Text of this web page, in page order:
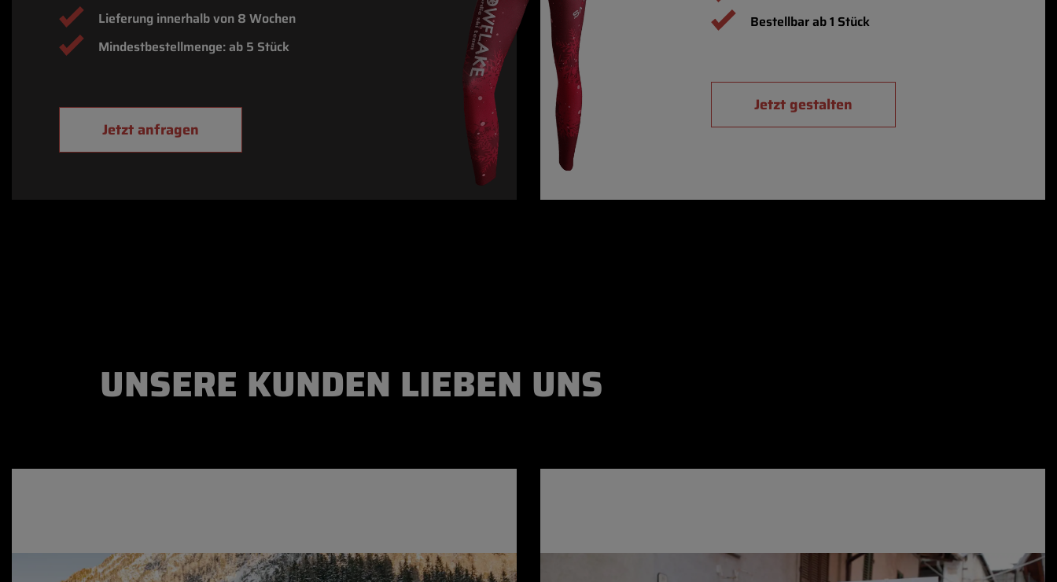
Lieferung innerhalb von 8 Wochen
Mindestbestellmenge: ab 5 Stück
Jetzt anfragen
Bestellbar ab 1 Stück
Jetzt gestalten
UNSERE KUNDEN LIEBEN UNS